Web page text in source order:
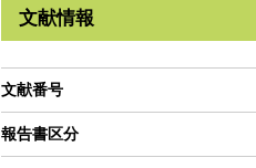
文献情報
文献番号
報告書区分